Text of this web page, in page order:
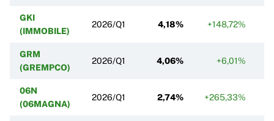
GKI
(IMMOBILE)
2026/Q1 4,18% +148,72%
GRM
(GREMPCO)
2026/Q1 4,06% +6,01%
06N
(06MAGNA)
2026/Q1 2,74% +265,33%